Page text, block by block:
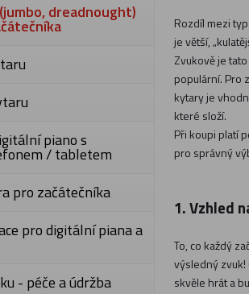
dreadnought)
piano s
/ tabletem
pro začátečníka
pro digitální piana a
- péče a údržba
Rozdíl mezi
je větší,
Zvukově je
populární. Pro
kytary je
které složí.
Při koupi platí
pro správný
1. Vzhled
To, co každý
výsledný zvuk!
skvěle hrát a